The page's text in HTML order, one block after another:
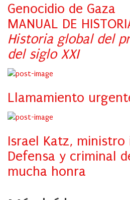
Genocidio de Gaza
MANUAL DE
Historia global del
del siglo XXI
Llamamiento
Israel Katz, ministro
Defensa y criminal
mucha honra